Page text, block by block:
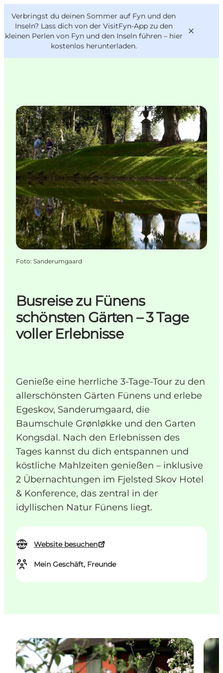
Verbringst du deinen Sommer auf Fyn und den
Inseln? Lass dich von der VisitFyn-App zu den
kleinen Perlen von Fyn und den Inseln führen – hier
kostenlos herunterladen.
Reise Ideen
Outdoor & bike
Essen & trinken
Übernachtung
VisitFyn
Deutsch
Busreise zu Fünens
schönsten Gärten – 3 Tage
voller Erlebnisse
Genieße eine herrliche 3-Tage-Tour zu den
allerschönsten Gärten Fünens und erlebe
Egeskov, Sanderumgaard, die
Baumschule Grønløkke und den Garten
Kongsdal. Nach den Erlebnissen des
Tages kannst du dich entspannen und
köstliche Mahlzeiten genießen – inklusive
2 Übernachtungen im Fjelsted Skov Hotel
& Konference, das zentral in der
idyllischen Natur Fünens liegt.
Website besuchen
Mein Geschäft, Freunde
Sightseeing und Führungen
Foto: Sanderumgaard